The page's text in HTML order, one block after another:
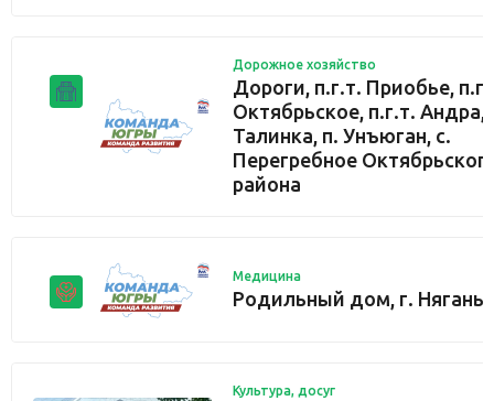
Дорожное хозяйство
Дороги, п.г.т. Приобье,
Октябрьское, п.г.т. Андра,
Талинка, п. Унъюган, с.
Перегребное
района
Медицина
Родильный дом, г. Нягань
Культура, досуг